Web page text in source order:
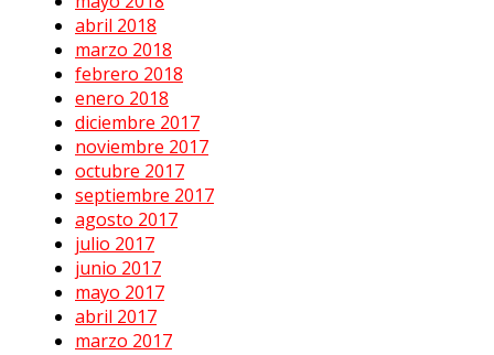
abril 2018
marzo 2018
febrero 2018
enero 2018
diciembre 2017
noviembre 2017
octubre 2017
septiembre 2017
agosto 2017
julio 2017
junio 2017
mayo 2017
abril 2017
marzo 2017